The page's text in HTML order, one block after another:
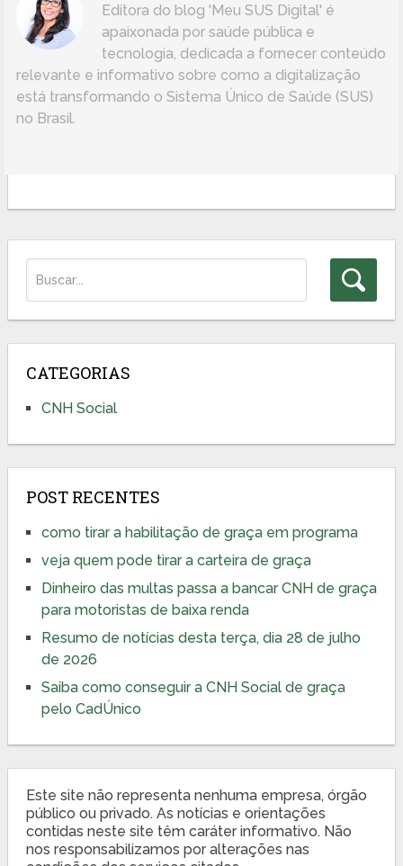
Editora do blog 'Meu SUS Digital' é
apaixonada por saúde pública e
tecnologia, dedicada a fornecer conteúdo
relevante e informativo sobre como a digitalização
está transformando o Sistema Único de Saúde (SUS)
no Brasil.
CATEGORIAS
CNH Social
POST RECENTES
como tirar a habilitação de graça em programa
veja quem pode tirar a carteira de graça
Dinheiro das multas passa a bancar CNH de graça
para motoristas de baixa renda
Resumo de notícias desta terça, dia 28 de julho
de 2026
Saiba como conseguir a CNH Social de graça
pelo CadÚnico
Este site não representa nenhuma empresa, órgão
público ou privado. As notícias e orientações
contidas neste site têm caráter informativo. Não
nos responsabilizamos por alterações nas